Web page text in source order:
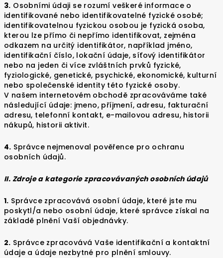
3. Osobními údaji se rozumí veškeré informace o
identifikované nebo identifikovatelné fyzické osobě;
identifikovatelnou fyzickou osobou je fyzická osoba,
kterou lze přímo či nepřímo identifikovat, zejména
odkazem na určitý identifikátor, například jméno,
identifikační číslo, lokační údaje, síťový identifikátor
nebo na jeden či více zvláštních prvků fyzické,
fyziologické, genetické, psychické, ekonomické, kulturní
nebo společenské identity této fyzické osoby.
V našem internetovém obchodě zpracováváme také
následující údaje: jmeno, příjmení, adresu, fakturační
adresu, telefonní kontakt, e-mailovou adresu, historii
nákupů, historii aktivit.
4. Správce nejmenoval pověřence pro ochranu
osobních údajů.
II. Zdroje a kategorie zpracovávaných osobních údajů
1. Správce zpracovává osobní údaje, které jste mu
poskytl/a nebo osobní údaje, které správce získal na
základě plnění Vaší objednávky.
2. Správce zpracovává Vaše identifikační a kontaktní
údaje a údaje nezbytné pro plnění smlouvy.